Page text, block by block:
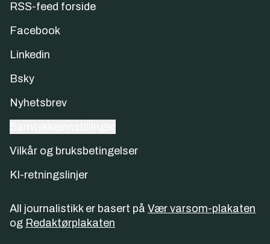
RSS-feed forside
Facebook
Linkedin
Bsky
Nyhetsbrev
Vilkår og bruksbetingelser
KI-retningslinjer
All journalistikk er basert på Vær varsom-plakaten
og Redaktørplakaten